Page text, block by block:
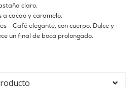
claro.
a cacao y caramelo.
- Café elegante, con cuerpo. Dulce y
un final de boca prolongado.